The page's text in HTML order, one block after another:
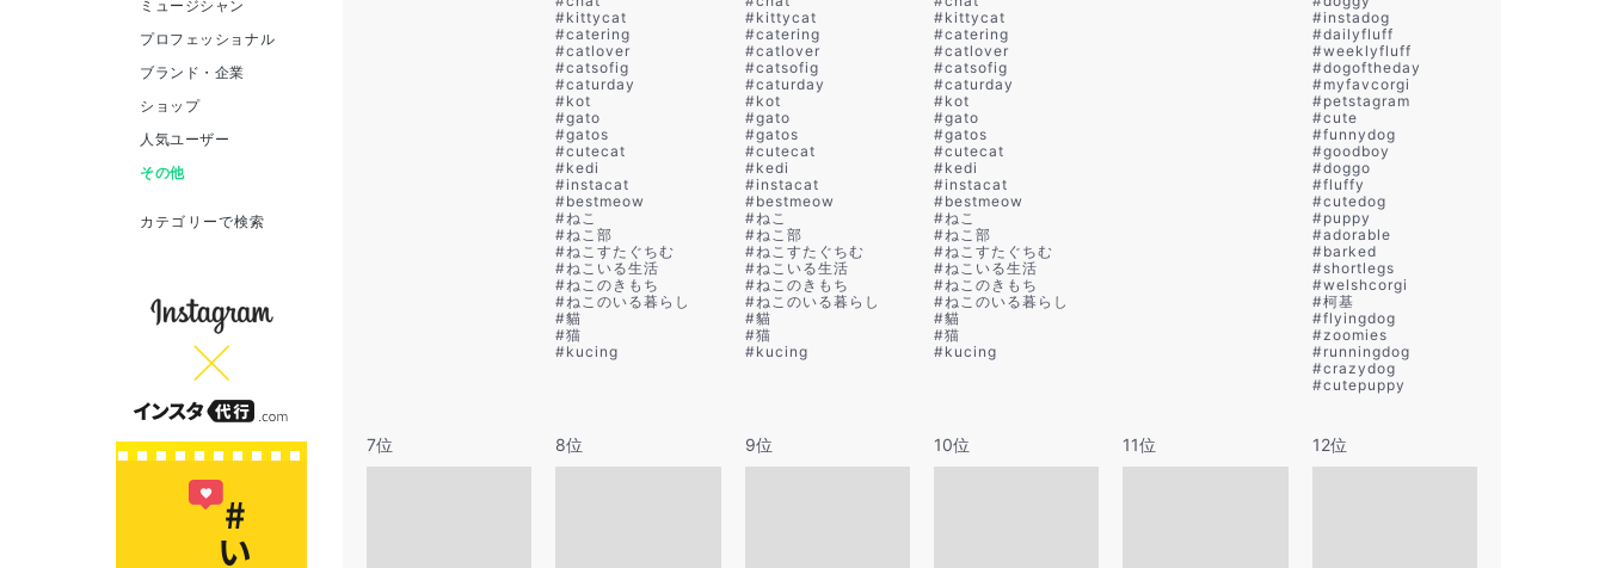
ミュージシャン
プロフェッショナル
ブランド・企業
ショップ
人気ユーザー
その他
カテゴリーで検索
#kittycat
#catering
#catlover
#catsofig
#caturday
#kot
#gato
#gatos
#cutecat
#kedi
#instacat
#bestmeow
#ねこ
#ねこ部
#ねこすたぐちむ
#ねこいる生活
#ねこのきもち
#ねこのいる暮らし
#貓
#猫
#kucing
#kittycat
#catering
#catlover
#catsofig
#caturday
#kot
#gato
#gatos
#cutecat
#kedi
#instacat
#bestmeow
#ねこ
#ねこ部
#ねこすたぐちむ
#ねこいる生活
#ねこのきもち
#ねこのいる暮らし
#貓
#猫
#kucing
#kittycat
#catering
#catlover
#catsofig
#caturday
#kot
#gato
#gatos
#cutecat
#kedi
#instacat
#bestmeow
#ねこ
#ねこ部
#ねこすたぐちむ
#ねこいる生活
#ねこのきもち
#ねこのいる暮らし
#貓
#猫
#kucing
#instadog
#dailyfluff
#weeklyfluff
#dogoftheday
#myfavcorgi
#petstagram
#cute
#funnydog
#goodboy
#doggo
#fluffy
#cutedog
#puppy
#adorable
#barked
#shortlegs
#welshcorgi
#柯基
#flyingdog
#zoomies
#runningdog
#crazydog
#cutepuppy
7位 8位 9位 10位 11位 12位